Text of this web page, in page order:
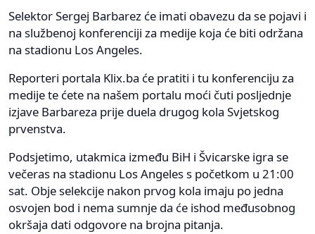
Selektor Sergej Barbarez će imati obavezu da se pojavi i
na službenoj konferenciji za medije koja će biti održana
na stadionu Los Angeles.
Reporteri portala Klix.ba će pratiti i tu konferenciju za
medije te ćete na našem portalu moći čuti posljednje
izjave Barbareza prije duela drugog kola Svjetskog
prvenstva.
Podsjetimo, utakmica između BiH i Švicarske igra se
večeras na stadionu Los Angeles s početkom u 21:00
sat. Obje selekcije nakon prvog kola imaju po jedna
osvojen bod i nema sumnje da će ishod međusobnog
okršaja dati odgovore na brojna pitanja.